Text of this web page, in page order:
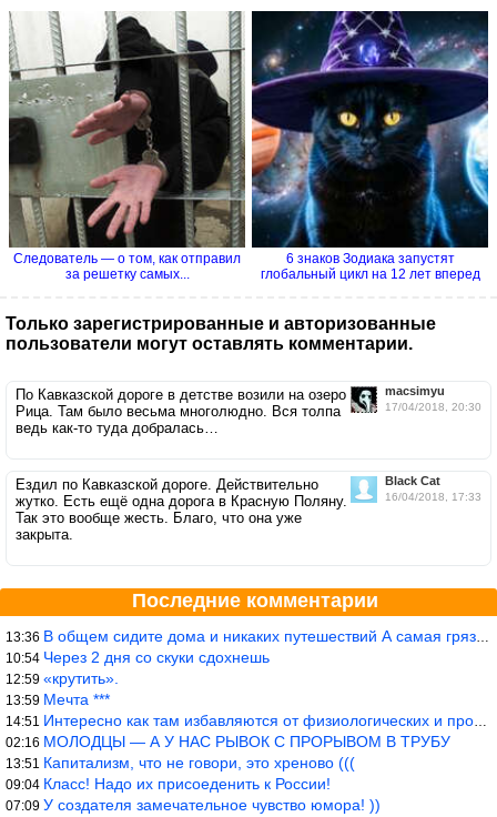
Следователь — о том, как отправил
за решетку самых...
6 знаков Зодиака запустят
глобальный цикл на 12 лет вперед
Только зарегистрированные и авторизованные
пользователи могут оставлять комментарии.
macsimyu
17/04/2018, 20:30
По Кавказской дороге в детстве возили на озеро
Рица. Там было весьма многолюдно. Вся толпа
ведь как-то туда добралась…
Black Cat
16/04/2018, 17:33
Ездил по Кавказской дороге. Действительно
жутко. Есть ещё одна дорога в Красную Поляну.
Так это вообще жесть. Благо, что она уже
закрыта.
Последние комментарии
13:36 В общем сидите дома и никаких путешествий А самая грязная в от
10:54 Через 2 дня со скуки сдохнешь
12:59 «крутить».
13:59 Мечта ***
14:51 Интересно как там избавляются от физиологических и прочих отходо
02:16 МОЛОДЦЫ — А У НАС РЫВОК С ПРОРЫВОМ В ТРУБУ
13:51 Капитализм, что не говори, это хреново (((
09:04 Класс! Надо их присоеденить к России!
07:09 У создателя замечательное чувство юмора! ))